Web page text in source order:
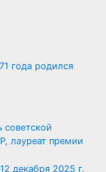
года родился
советской
лауреат премии